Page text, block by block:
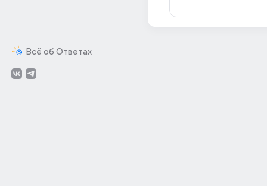
Всё об Ответах